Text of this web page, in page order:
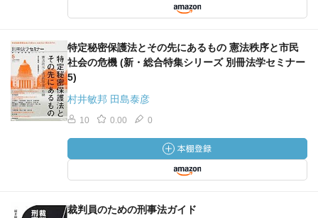
特定秘密保護法とその先にあるもの 憲法秩序と市民
社会の危機 (新・総合特集シリーズ 別冊法学セミナー
5)
村井敏邦 田島泰彦
10 0.00 0
裁判員のための刑事法ガイド